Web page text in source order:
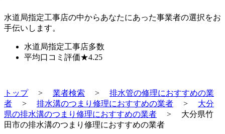
水道局指定工事店の中からあなたにあった事業者の選択をお
手伝いします。
水道局指定工事店多数
平均口コミ評価★4.25
トップ> 業者検索 > 排水管の修理におすすめの業
者 > 排水溝のつまり修理におすすめの業者 > 大分
県の排水溝のつまり修理におすすめの業者 > 大分県竹
田市の排水溝のつまり修理におすすめの業者